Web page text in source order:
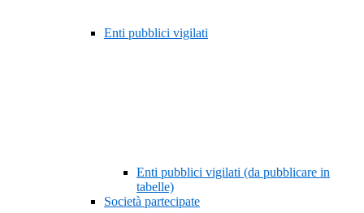
Enti pubblici vigilati
Enti pubblici vigilati (da pubblicare in
tabelle)
Società partecipate